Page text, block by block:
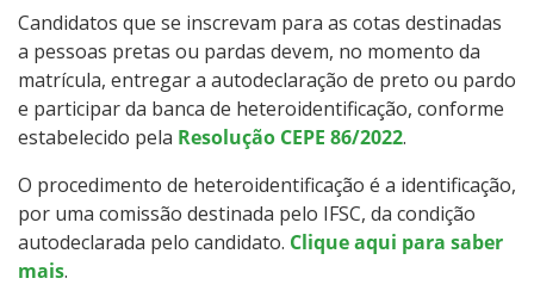
Candidatos que se inscrevam para as cotas destinadas
a pessoas pretas ou pardas devem, no momento da
matrícula, entregar a autodeclaração de preto ou pardo
e participar da banca de heteroidentificação, conforme
estabelecido pela Resolução CEPE 86/2022.
O procedimento de heteroidentificação é a identificação,
por uma comissão destinada pelo IFSC, da condição
autodeclarada pelo candidato. Clique aqui para saber
mais.